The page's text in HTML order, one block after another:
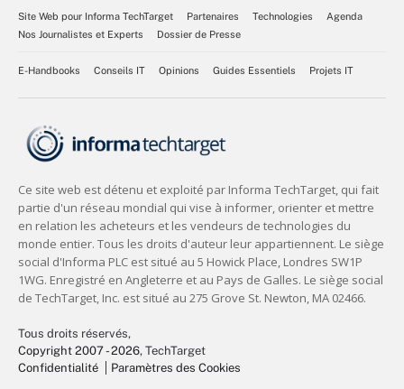
Site Web pour Informa TechTarget Partenaires Technologies
Agenda
Nos Journalistes et Experts
Dossier de Presse
E-Handbooks Conseils IT Opinions Guides Essentiels Projets IT
Tous droits réservés,
Copyright 2007 - 2026, TechTarget
Confidentialité
Paramètres des Cookies